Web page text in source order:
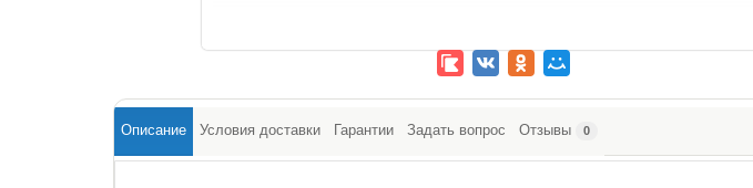
Описание Условия доставки Гарантии Задать вопрос Отзывы 0